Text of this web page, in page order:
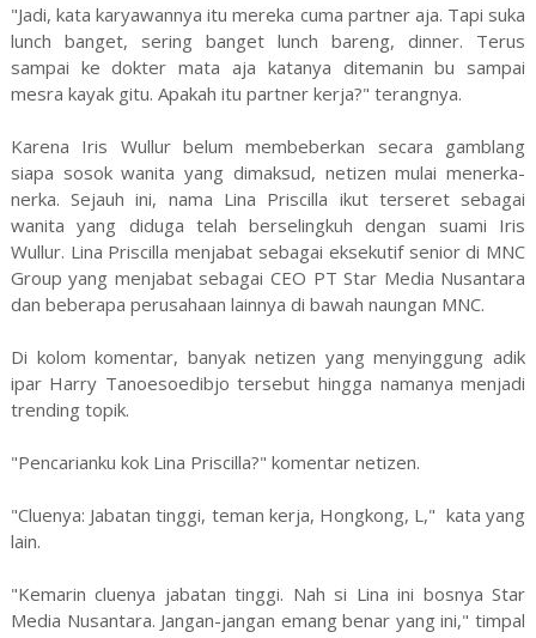
"Jadi, kata karyawannya itu mereka cuma partner aja. Tapi suka
lunch banget, sering banget lunch bareng, dinner. Terus
sampai ke dokter mata aja katanya ditemanin bu sampai
mesra kayak gitu. Apakah itu partner kerja?" terangnya.
Karena Iris Wullur belum membeberkan secara gamblang
siapa sosok wanita yang dimaksud, netizen mulai menerka-
nerka. Sejauh ini, nama Lina Priscilla ikut terseret sebagai
wanita yang diduga telah berselingkuh dengan suami Iris
Wullur. Lina Priscilla menjabat sebagai eksekutif senior di MNC
Group yang menjabat sebagai CEO PT Star Media Nusantara
dan beberapa perusahaan lainnya di bawah naungan MNC.
Di kolom komentar, banyak netizen yang menyinggung adik
ipar Harry Tanoesoedibjo tersebut hingga namanya menjadi
trending topik.
"Pencarianku kok Lina Priscilla?" komentar netizen.
"Cluenya: Jabatan tinggi, teman kerja, Hongkong, L," kata yang
lain.
"Kemarin cluenya jabatan tinggi. Nah si Lina ini bosnya Star
Media Nusantara. Jangan-jangan emang benar yang ini," timpal